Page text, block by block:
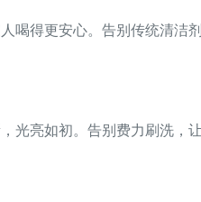
喝得更安心。告别传统清洁
光亮如初。告别费力刷洗，